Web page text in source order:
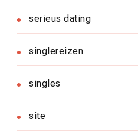
serieus dating
singlereizen
singles
site